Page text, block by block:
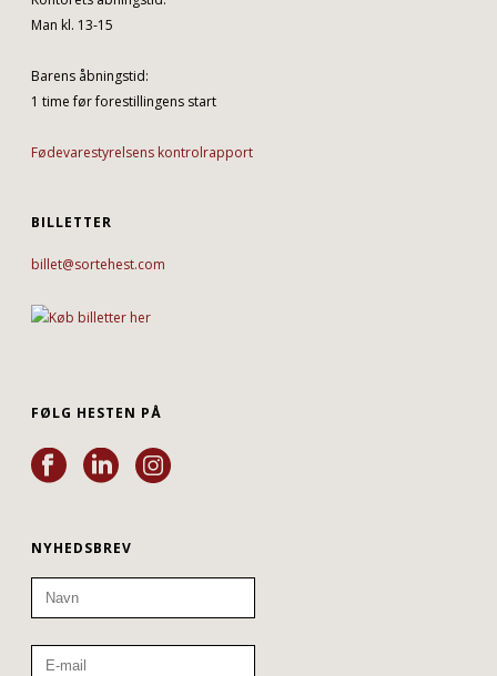
Man kl. 13-15
Barens åbningstid:
1 time før forestillingens start
Fødevarestyrelsens kontrolrapport
BILLETTER
billet@sortehest.com
FØLG HESTEN PÅ
NYHEDSBREV